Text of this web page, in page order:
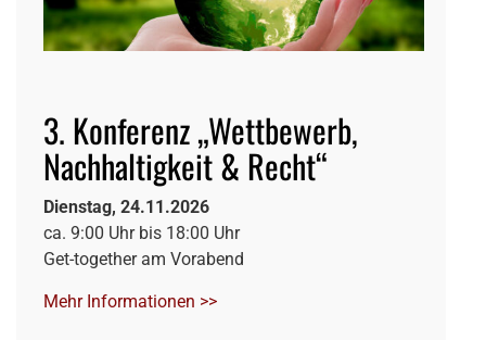
3. Konferenz „Wettbewerb,
Nachhaltigkeit & Recht“
Dienstag, 24.11.2026
ca. 9:00 Uhr bis 18:00 Uhr
Get-together am Vorabend
Mehr Informationen >>